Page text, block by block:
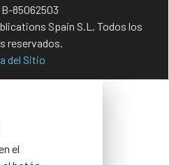
85062503
Spain S.L. Todos los
reservados.
del Sitio
el